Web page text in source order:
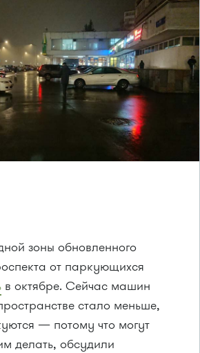
зоны обновленного
от паркующихся
в октябре. Сейчас машин
стало меньше,
— потому что могут
делать, обсудили